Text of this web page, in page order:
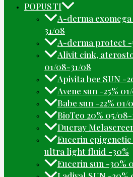
POPUSTI
A-derma
31/08
A-derma protect -
Alivit cink,
01/08-31/08
Apivita bee SUN -
Avene sun -25%
Babe sun -22% 01/
BioTeo 20% 05/08-
Ducray
Eucerin
ultra light fluid -30%
Eucerin sun -30%